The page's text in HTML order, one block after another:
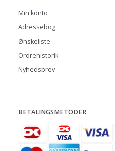
Min konto
Adressebog
Ønskeliste
Ordrehistorik
Nyhedsbrev
BETALINGSMETODER